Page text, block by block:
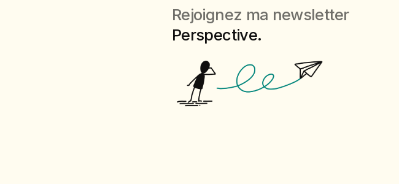
Rejoignez ma newsletter
Perspective.